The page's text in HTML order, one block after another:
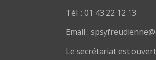
Tél. : 01 43 22 12 13
Email :
Le secrétariat est